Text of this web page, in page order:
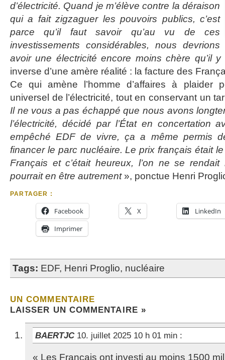
d’électricité. Quand je m’élève contre la déraison
qui a fait zigzaguer les pouvoirs publics, c’est
parce qu’il faut savoir qu’au vu de ces
investissements considérables, nous devrions
avoir une électricité encore moins chère qu’il
inverse d’une amère réalité : la facture des
Ce qui amène l’homme d’affaires à plaider
universel de l’électricité, tout en conservant un
Il ne vous a pas échappé que nous avons
l’électricité, décidé par l’État en concertation
empêché EDF de vivre, ça a même permis
financer le parc nucléaire. Le prix français était
Français et c’était heureux, l’on ne se rendait
pourrait en être autrement », ponctue Henri
PARTAGER :
Facebook X
LinkedIn
Imprimer
Tags: EDF, Henri Proglio, nucléaire
UN COMMENTAIRE
LAISSER UN COMMENTAIRE »
BAERTJC 10. juillet 2025 10 h 01 min :
« Les Français ont investi au moins 1500